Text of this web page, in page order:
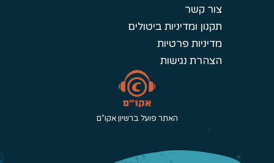
צור קשר
תקנון ומדיניות ביטולים
מדיניות פרטיות
הצהרת נגישות
האתר פועל ברשיון אקו"ם